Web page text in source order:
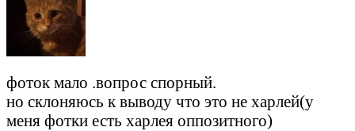
фоток мало .вопрос спорный.
но склоняюсь к выводу что это не харлей(у
меня фотки есть харлея оппозитного)